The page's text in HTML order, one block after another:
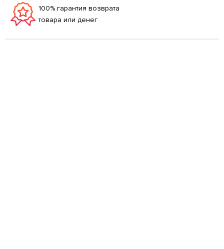
100% гарантия возврата
товара или денег